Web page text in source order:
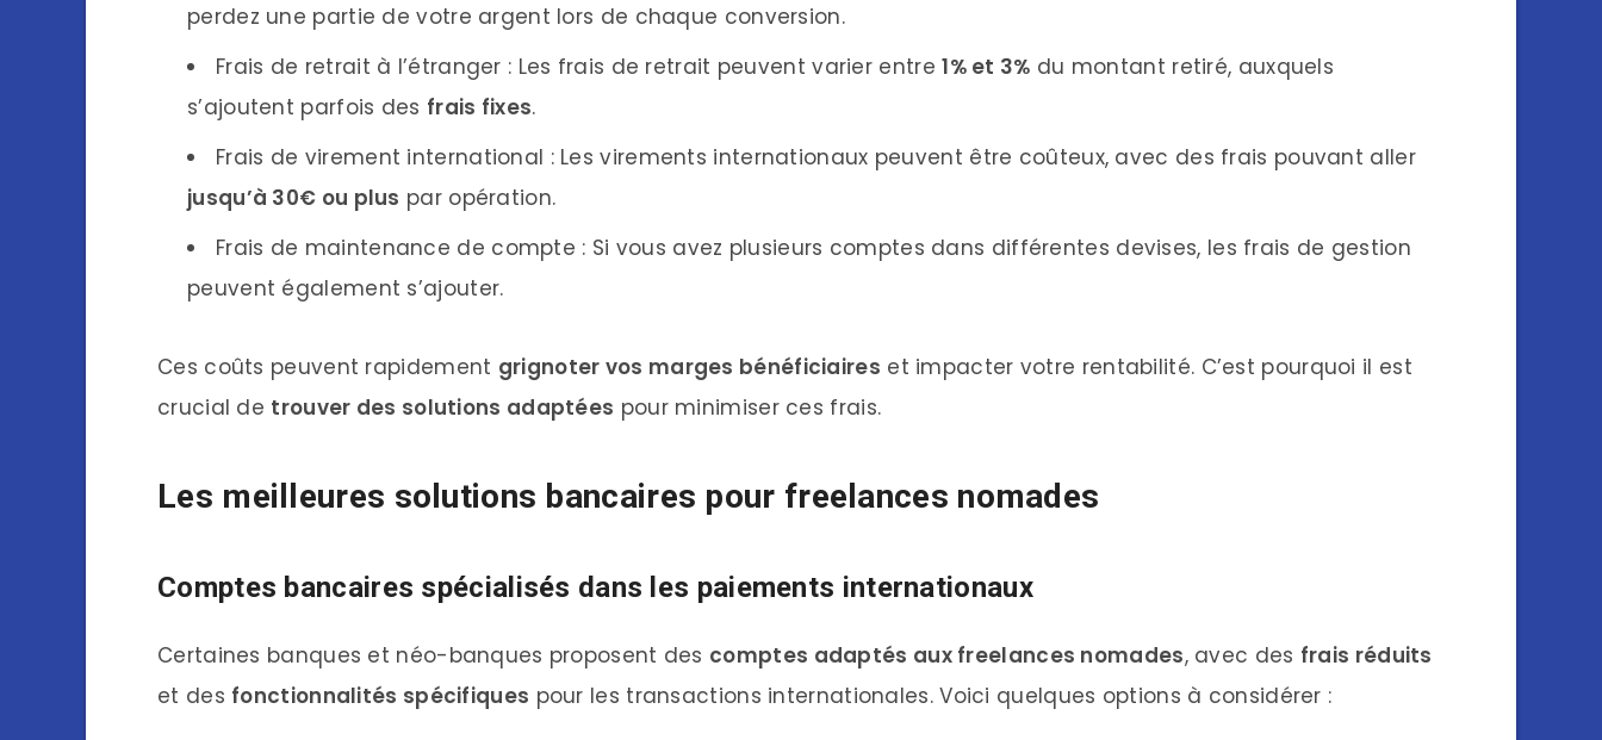
perdez une partie de votre argent lors de chaque conversion.
Frais de retrait à l’étranger : Les frais de retrait peuvent varier entre1% et 3% du montant retiré, auxquels
s’ajoutent parfois des frais fixes.
Frais de virement international : Les virements internationaux peuvent être coûteux, avec des frais pouvant aller
jusqu’à 30€ ou plus par opération.
Frais de maintenance de compte : Si vous avez plusieurs comptes dans différentes devises, les frais de gestion
peuvent également s’ajouter.
Ces coûts peuvent rapidement grignoter vos marges bénéficiaires et impacter votre rentabilité. C’est pourquoi il est
crucial de trouver des solutions adaptées pour minimiser ces frais.
Les meilleures solutions bancaires pour freelances nomades
Comptes bancaires spécialisés dans les paiements internationaux
Certaines banques et néo-banques proposent des comptes adaptés aux freelances nomades, avec des frais réduits
et des fonctionnalités spécifiques pour les transactions internationales. Voici quelques options à considérer :